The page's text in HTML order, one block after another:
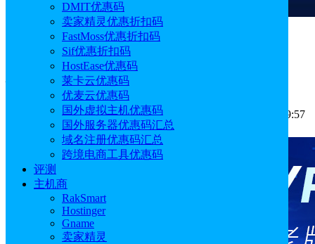
DMIT优惠码
卖家精灵优惠折扣码
FastMoss优惠折扣码
Sif优惠折扣码
HostEase优惠码
莱卡云优惠码
优麦云优惠码
国外虚拟主机优惠码
国外服务器优惠码汇总
域名注册优惠码汇总
跨境电商工具优惠码
评测
主机商
RakSmart
Hostinger
Gname
卖家精灵
什么是域名解析?如何进行域名解析?
作者: Aimee 分类:运营推广
发布时间: 2023.10.09 13:59:57
更新于: 2026.05.09 13:56:07